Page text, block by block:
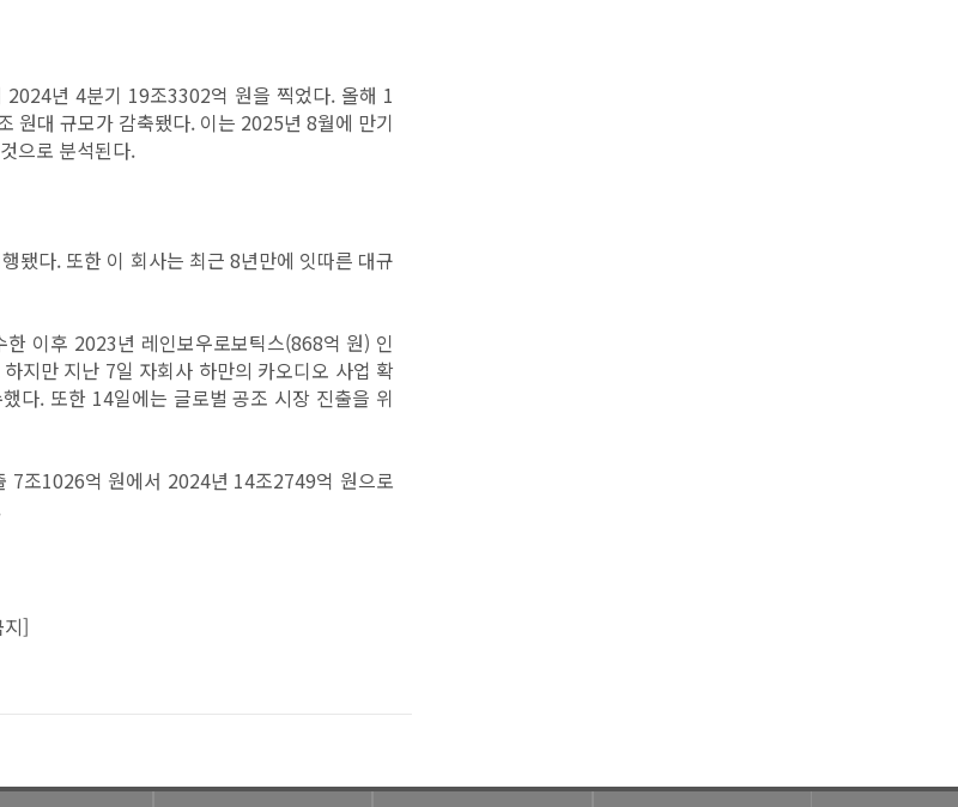
년 4분기 19조3302억 원을 찍었다. 올해 1
원대 규모가 감축됐다. 이는 2025년 8월에 만기
으로 분석된다.
됐다. 또한 이 회사는 최근 8년만에 잇따른 대규
이후 2023년 레인보우로보틱스(868억 원) 인
지만 지난 7일 자회사 하만의 카오디오 사업 확
다. 또한 14일에는 글로벌 공조 시장 진출을 위
7조1026억 원에서 2024년 14조2749억 원으로
]